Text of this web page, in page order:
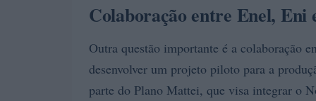
Colaboração entre Enel, Eni
Outra questão importante é a colaboração
desenvolver um projeto piloto para a
parte do Plano Mattei, que visa integrar o